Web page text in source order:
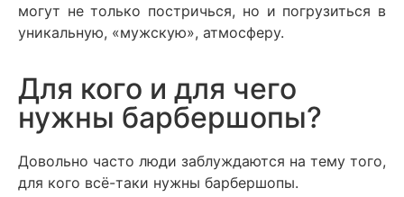
могут не только постричься, но и погрузиться в
уникальную, «мужскую», атмосферу.
Для кого и для чего
нужны барбершопы?
Довольно часто люди заблуждаются на тему того,
для кого всё-таки нужны барбершопы.